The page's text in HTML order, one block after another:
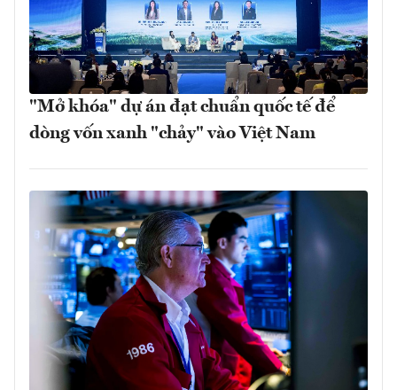
"Mở khóa" dự án đạt chuẩn quốc tế để
dòng vốn xanh "chảy" vào Việt Nam